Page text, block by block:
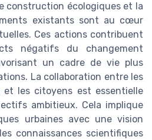
construction écologiques et la
existants sont au cœur
Ces actions contribuent
négatifs du changement
un cadre de vie plus
La collaboration entre les
et les citoyens est essentielle
ambitieux. Cela implique
urbaines avec une vision
connaissances scientifiques